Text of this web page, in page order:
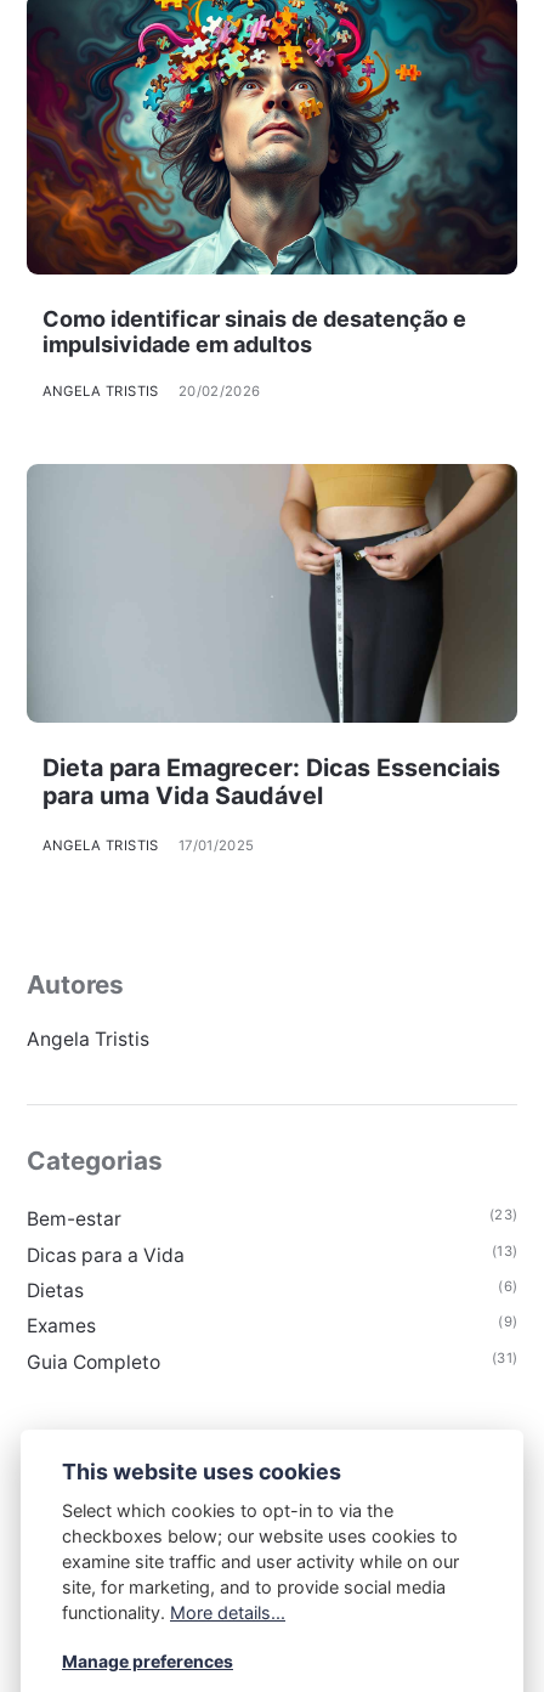
Como identificar sinais de desatenção e
impulsividade em adultos
ANGELA TRISTIS 20/02/2026
Dieta para Emagrecer: Dicas Essenciais
para uma Vida Saudável
ANGELA TRISTIS 17/01/2025
Autores
Angela Tristis
Categorias
Bem-estar (23)
Dicas para a Vida (13)
Dietas (6)
Exames (9)
Guia Completo (31)
FLORAIS & CIA
Contato Termos de uso
Política de privacidade
Sobre
This website uses cookies
Select which cookies to opt-in to via the
checkboxes below; our website uses cookies to
examine site traffic and user activity while on our
site, for marketing, and to provide social media
functionality. More details...
Manage preferences